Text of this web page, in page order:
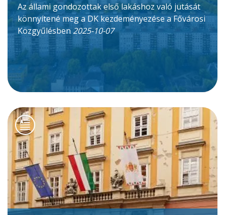
Az állami gondozottak első lakáshoz való jutását
könnyítené meg a DK kezdeményezése a Fővárosi
Közgyűlésben2025-10-07